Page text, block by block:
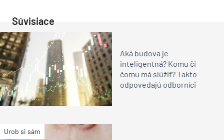
Súvisiace
Aká budova je
inteligentná? Komu či
čomu má slúžiť? Takto
odpovedajú odborníci
Urob si sám